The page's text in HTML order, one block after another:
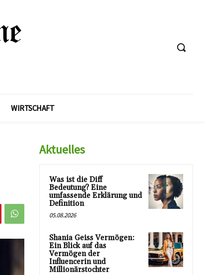
WIRTSCHAFT
Aktuelles
Was ist die Diff
Bedeutung? Eine
umfassende Erklärung und
Definition
05.08.2026
Shania Geiss Vermögen:
Ein Blick auf das
Vermögen der
Influencerin und
Millionärstochter